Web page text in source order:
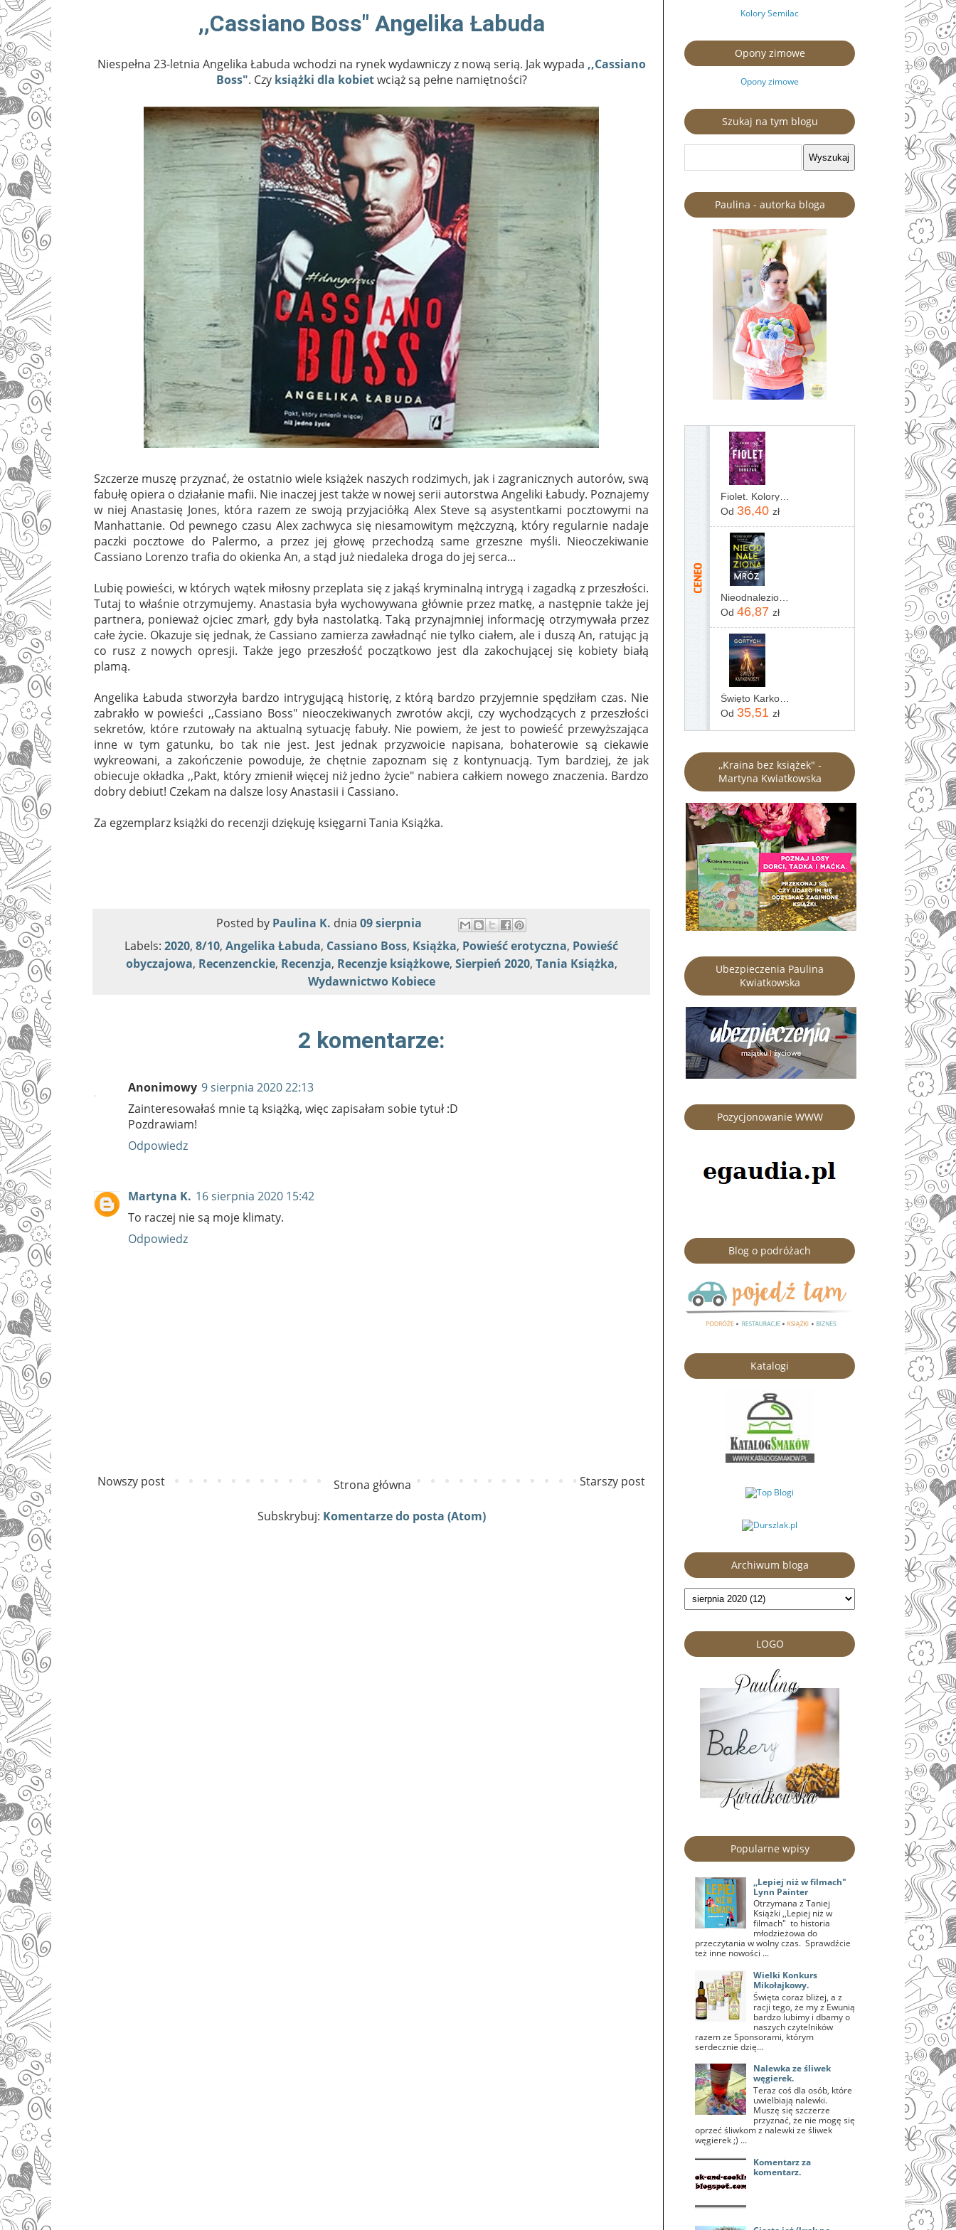
,,Cassiano Boss" Angelika Łabuda
Niespełna 23-letnia Angelika Łabuda wchodzi na rynek wydawniczy z nową serią. Jak wypada ,,Cassiano
Boss". Czy książki dla kobietwciąż są pełne namiętności?
Szczerze muszę przyznać, że ostatnio wiele książek naszych rodzimych, jak i zagranicznych autorów, swą
fabułę opiera o działanie mafii. Nie inaczej jest także w nowej serii autorstwa Angeliki Łabudy. Poznajemy
w niej Anastasię Jones, która razem ze swoją przyjaciółką Alex Steve są asystentkami pocztowymi na
Manhattanie. Od pewnego czasu Alex zachwyca się niesamowitym mężczyzną, który regularnie nadaje
paczki pocztowe do Palermo, a przez jej głowę przechodzą same grzeszne myśli. Nieoczekiwanie
Cassiano Lorenzo trafia do okienka An, a stąd już niedaleka droga do jej serca...
Lubię powieści, w których wątek miłosny przeplata się z jakąś kryminalną intrygą i zagadką z przeszłości.
Tutaj to właśnie otrzymujemy. Anastasia była wychowywana głównie przez matkę, a następnie także jej
partnera, ponieważ ojciec zmarł, gdy była nastolatką. Taką przynajmniej informację otrzymywała przez
całe życie. Okazuje się jednak, że Cassiano zamierza zawładnąć nie tylko ciałem, ale i duszą An, ratując ją
co rusz z nowych opresji. Także jego przeszłość początkowo jest dla zakochującej się kobiety białą
plamą.
Angelika Łabuda stworzyła bardzo intrygującą historię, z którą bardzo przyjemnie spędziłam czas. Nie
zabrakło w powieści ,,Cassiano Boss" nieoczekiwanych zwrotów akcji, czy wychodzących z przeszłości
sekretów, które rzutowały na aktualną sytuację fabuły. Nie powiem, że jest to powieść przewyższająca
inne w tym gatunku, bo tak nie jest. Jest jednak przyzwoicie napisana, bohaterowie są ciekawie
wykreowani, a zakończenie powoduje, że chętnie zapoznam się z kontynuacją. Tym bardziej, że jak
obiecuje okładka ,,Pakt, który zmienił więcej niż jedno życie" nabiera całkiem nowego znaczenia. Bardzo
dobry debiut! Czekam na dalsze losy Anastasii i Cassiano.
Za egzemplarz książki do recenzji dziękuję księgarni Tania Książka.
Posted by Paulina K. dnia 09 sierpnia
Labels: 2020, 8/10, Angelika Łabuda, Cassiano Boss, Książka, Powieść erotyczna, Powieść
obyczajowa, Recenzenckie, Recenzja, Recenzje książkowe, Sierpień 2020, Tania Książka,
Wydawnictwo Kobiece
2 komentarze:
Anonimowy 9 sierpnia 2020 22:13
Zainteresowałaś mnie tą książką, więc zapisałam sobie tytuł :D
Pozdrawiam!
Odpowiedz
Martyna K. 16 sierpnia 2020 15:42
To raczej nie są moje klimaty.
Odpowiedz
Nowszy post Starszy post
Strona główna
Subskrybuj: Komentarze do posta (Atom)
Kolory Semilac
Opony zimowe
Opony zimowe
Szukaj na tym blogu
Paulina - autorka bloga
Od 36,40 zł
Od 46,87 zł
Od 35,51 zł
,,Kraina bez książek" -
Martyna Kwiatkowska
Ubezpieczenia Paulina
Kwiatkowska
Pozycjonowanie WWW
Blog o podróżach
Katalogi
Archiwum bloga
LOGO
Popularne wpisy
,,Lepiej niż w filmach"
Lynn Painter
Otrzymana z Taniej
Książki ,,Lepiej niż w
filmach" to historia
młodzieżowa do
przeczytania w wolny czas. Sprawdźcie
też inne nowości ...
Wielki Konkurs
Mikołajkowy.
Święta coraz bliżej, a z
racji tego, że my z Ewunią
bardzo lubimy i dbamy o
naszych czytelników
razem ze Sponsorami, którym
serdecznie dzię...
Nalewka ze śliwek
węgierek.
Teraz coś dla osób, które
uwielbiają nalewki.
Muszę się szczerze
przyznać, że nie mogę się
oprzeć śliwkom z nalewki ze śliwek
węgierek ;) ...
Komentarz za
komentarz.